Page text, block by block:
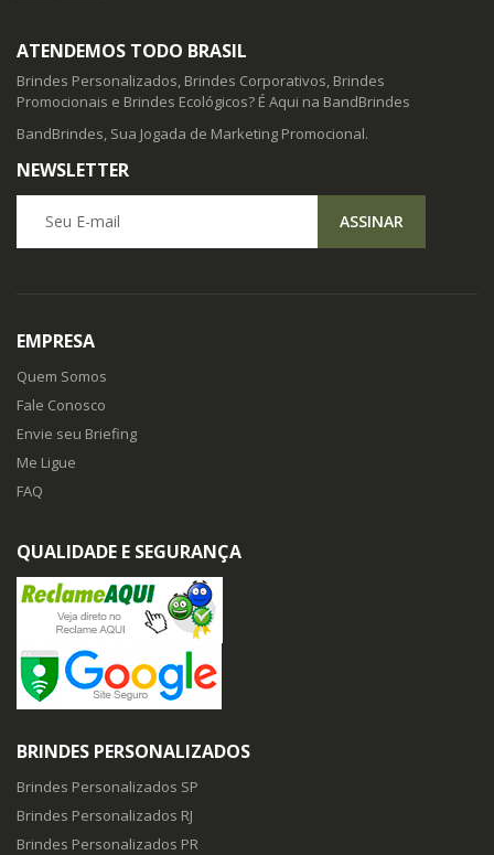
ATENDEMOS TODO BRASIL
Brindes Personalizados, Brindes Corporativos, Brindes
Promocionais e Brindes Ecológicos? É Aqui na BandBrindes
BandBrindes, Sua Jogada de Marketing Promocional.
NEWSLETTER
ASSINAR
EMPRESA
Quem Somos
Fale Conosco
Envie seu Briefing
Me Ligue
FAQ
QUALIDADE E SEGURANÇA
BRINDES PERSONALIZADOS
Brindes Personalizados SP
Brindes Personalizados RJ
Brindes Personalizados PR